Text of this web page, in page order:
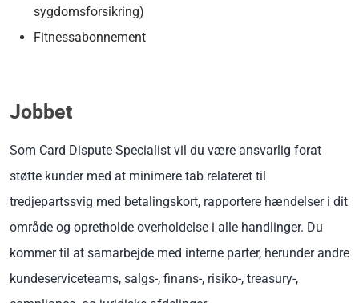
sygdomsforsikring)
Fitnessabonnement
Jobbet
Som Card Dispute Specialist vil du være ansvarlig forat
støtte kunder med at minimere tab relateret til
tredjepartssvig med betalingskort, rapportere hændelser i dit
område og opretholde overholdelse i alle handlinger. Du
kommer til at samarbejde med interne parter, herunder andre
kundeserviceteams, salgs-, finans-, risiko-, treasury-,